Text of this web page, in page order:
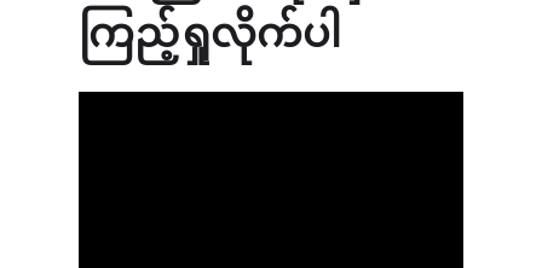
ကြည့်ရှုလိုက်ပါ